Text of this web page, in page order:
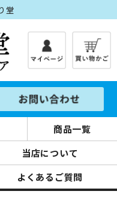
堂
商品一覧
当店について
よくあるご質問